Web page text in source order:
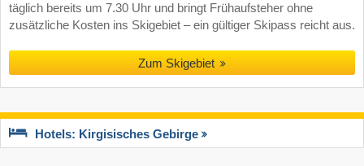
täglich bereits um 7.30 Uhr und bringt Frühaufsteher ohne
zusätzliche Kosten ins Skigebiet – ein gültiger Skipass reicht aus.
Zum Skigebiet
Hotels: Kirgisisches Gebirge